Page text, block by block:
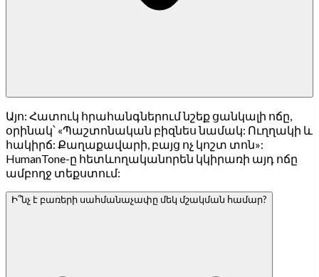
Այո: Հատուկ հրահանգներում նշեք ցանկալի ոճը,
օրինակ՝ «Պաշտոնական բիզնես նամակ: Ուղղակի և
հակիրճ: Քաղաքավարի, բայց ոչ կոշտ տոն»:
HumanTone-ը հետևողականորեն կկիրառի այդ ոճը
ամբողջ տեքստում:
Ի՞նչ է բառերի սահմանաչափը մեկ մշակման համար?